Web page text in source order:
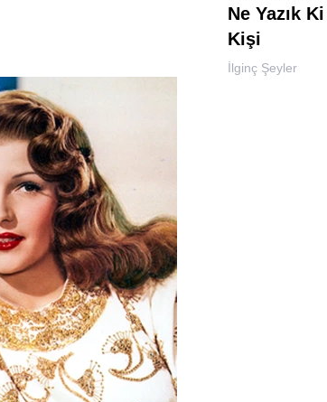
Ne Yazık
Kişi
İlginç Şeyler